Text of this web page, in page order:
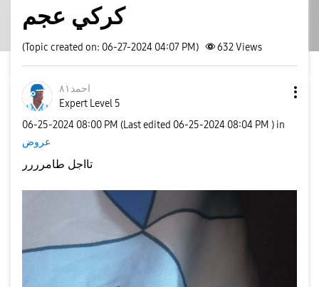
كركي عجم
(Topic created on: 06-27-2024 04:07 PM) 632Views
احمد٨١
Expert Level 5
‎06-25-2024 08:00 PM (Last edited ‎06-25-2024 08:04 PM ) in
عروض
تااجل طامرررر